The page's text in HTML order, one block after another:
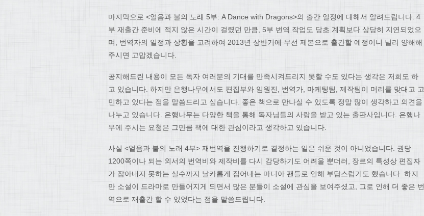
마지막으로 <얼음과 불의 노래 5부: A Dance with Dragons>의 출간 일정에 대해서 알려드립니다. 4
부 재출간 준비에 적지 않은 시간이 걸렸던 만큼, 5부 번역 작업도 당초 계획보다 상당히 지연되었으
며, 번역자의 일정과 상황을 고려하여 2013년 상반기에 무선 제본으로 출간할 예정이니 널리 양해해
주시면 고맙겠습니다.
공지해드린 내용이 모든 독자 여러분의 기대를 만족시켜드리지 못할 수도 있다는 생각은 저희도 하
고 있습니다. 하지만 은행나무에서도 편집부와 임원진, 번역가, 마케팅팀, 제작팀이 머리를 맞대고 고
민하고 있다는 점을 말씀드리고 싶습니다. 좋은 책으로 만나실 수 있도록 정말 많이 생각하고 의견을
나누고 있습니다. 은행나무는 다양한 책을 통해 독자님들의 사랑을 받고 있는 출판사입니다. 은행나
무에 주시는 요청은 그만큼 책에 대한 관심이라고 생각하고 있습니다.
사실 <얼음과 불의 노래 4부> 재번역을 진행하기로 결정하는 일은 쉬운 것이 아니었습니다. 권당
1200쪽이나 되는 외서의 번역비와 제작비를 다시 감당하기도 어려울 뿐더러, 장르의 특성상 편집자
가 잡아내지 못하는 실수까지 날카롭게 집어내는 마니아 팬들로 인해 부담스럽기도 했습니다. 하지
만 소설이 드라마로 만들어지게 되면서 많은 분들이 소설에 관심을 보여주셨고, 그로 인해 더 좋은 번
역으로 재출간 할 수 있었다는 점을 말씀드립니다.